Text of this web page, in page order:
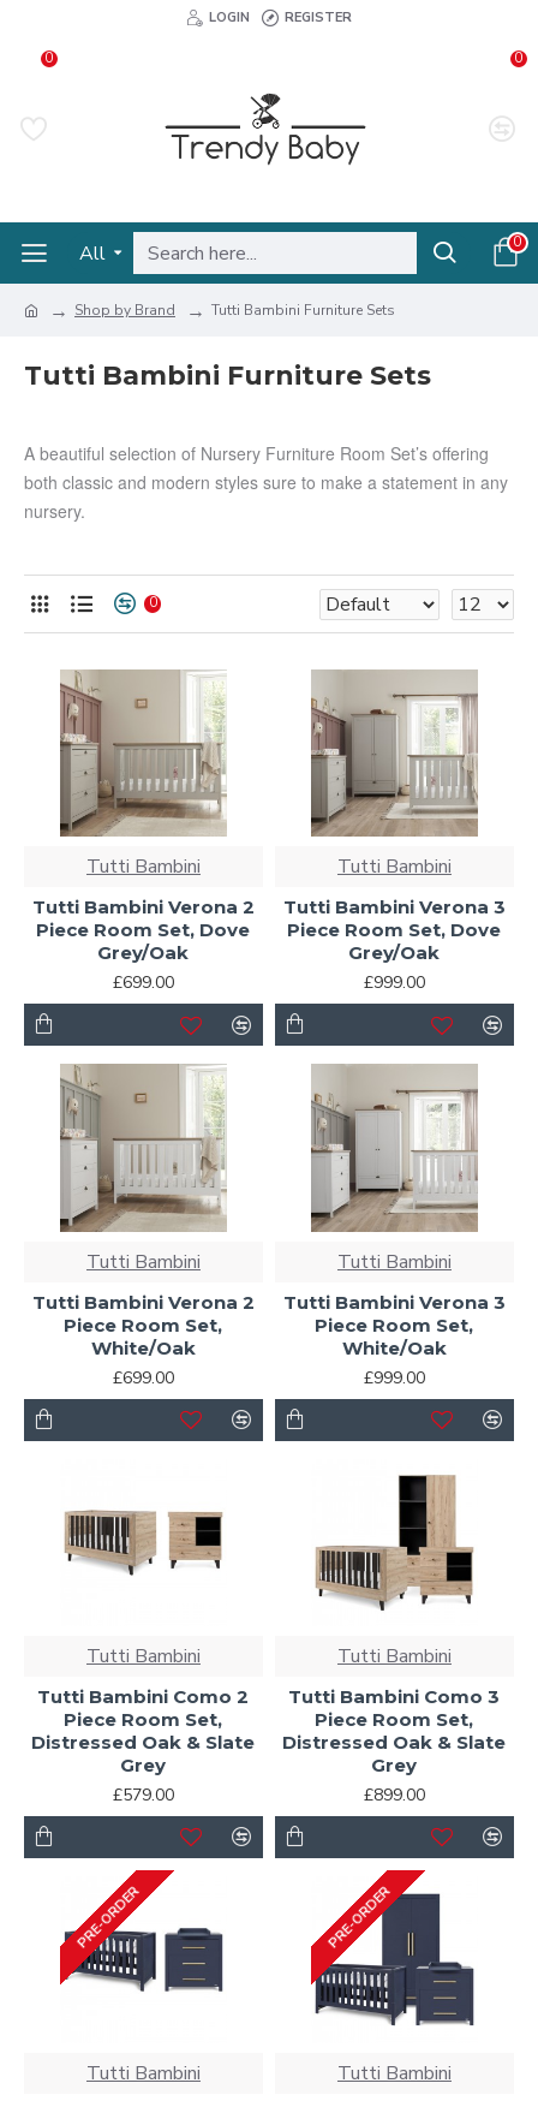
LOGIN REGISTER
0 0
All 0
Shop by Brand Tutti Bambini Furniture Sets
Tutti Bambini Furniture Sets
A beautiful selection of Nursery Furniture Room Set’s offering
both classic and modern styles sure to make a statement in any
nursery.
0
Tutti Bambini
Tutti Bambini Verona 2
Piece Room Set, Dove
Grey/Oak
£699.00
Tutti Bambini
Tutti Bambini Verona 3
Piece Room Set, Dove
Grey/Oak
£999.00
Tutti Bambini
Tutti Bambini Verona 2
Piece Room Set,
White/Oak
£699.00
Tutti Bambini
Tutti Bambini Verona 3
Piece Room Set,
White/Oak
£999.00
Tutti Bambini
Tutti Bambini Como 2
Piece Room Set,
Distressed Oak & Slate
Grey
£579.00
Tutti Bambini
Tutti Bambini Como 3
Piece Room Set,
Distressed Oak & Slate
Grey
£899.00
PRE-ORDER
Tutti Bambini
PRE-ORDER
Tutti Bambini